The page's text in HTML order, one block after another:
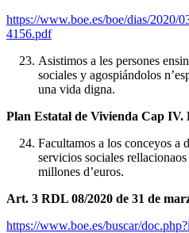
https://www.boe.es/boe/dias/2020/
4156.pdf
Asistimos a les persones
sociales y agospiándolos
una vida digna.
Plan Estatal de Vivienda Cap IV.
Facultamos a los conceyos a
servicios sociales
millones d’euros.
Art. 3 RDL 08/2020 de 31 de
https://www.boe.es/buscar/